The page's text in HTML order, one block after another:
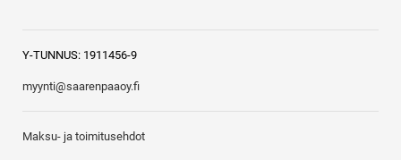
Y-TUNNUS: 1911456-9
myynti@saarenpaaoy.fi
Maksu- ja toimitusehdot